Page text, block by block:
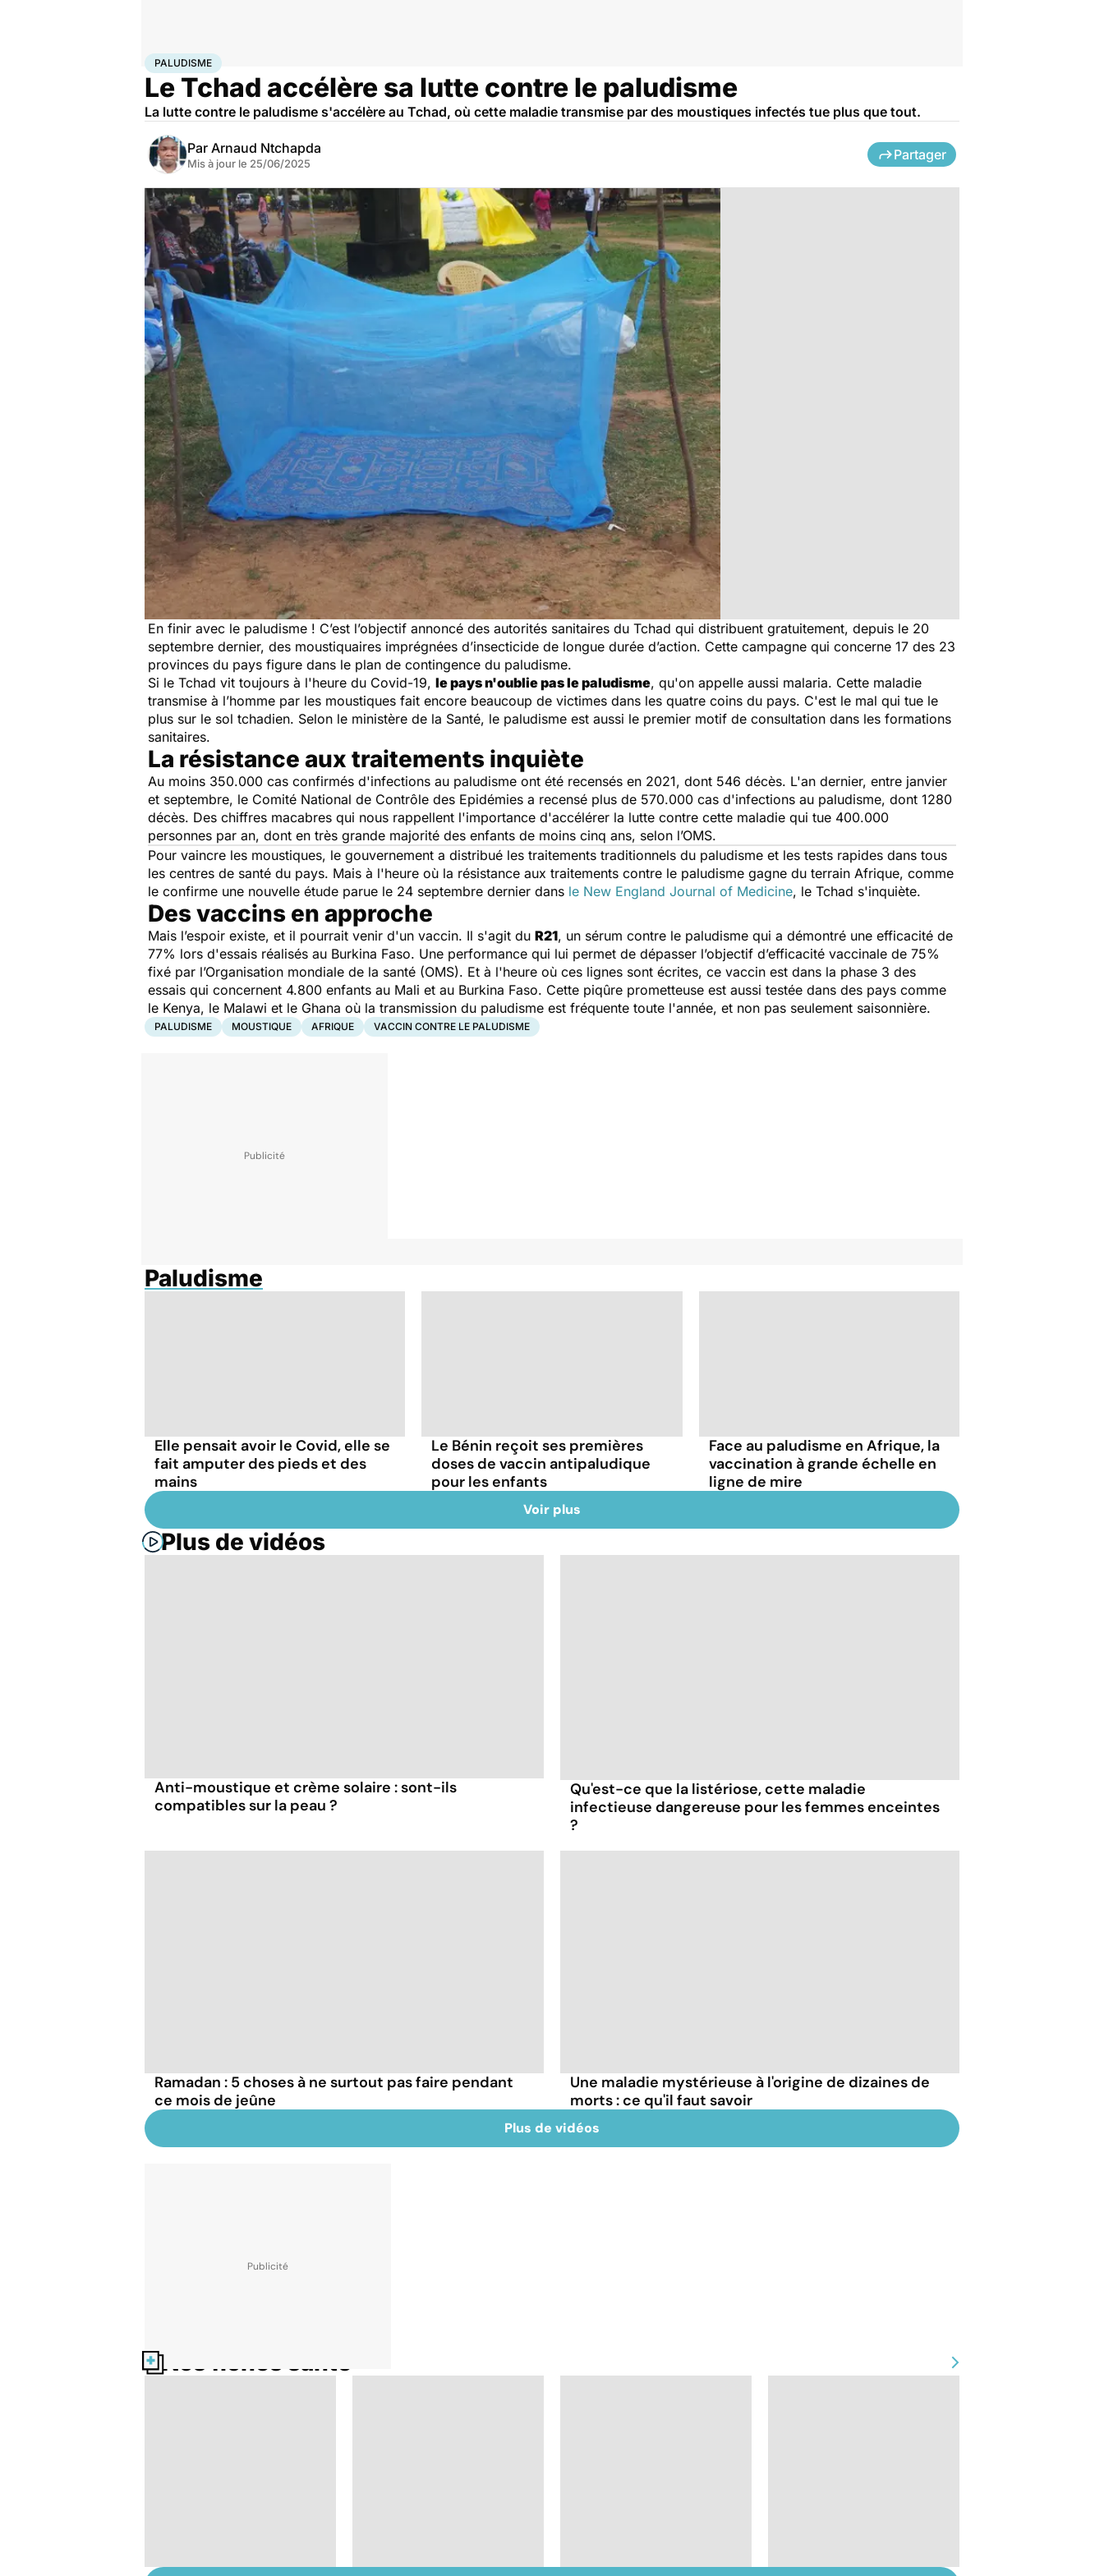
AccueilSantéMaladies
PALUDISME
Le Tchad accélère sa lutte contre le paludisme
La lutte contre le paludisme s'accélère au Tchad, où cette maladie transmise par des moustiques infectés tue plus que tout.
Par Arnaud Ntchapda
Mis à jour le 25/06/2025
Partager
En finir avec le paludisme ! C’est l’objectif annoncé des autorités sanitaires du Tchad qui distribuent gratuitement, depuis le 20
septembre dernier, des moustiquaires imprégnées d’insecticide de longue durée d’action. Cette campagne qui concerne 17 des 23
provinces du pays figure dans le plan de contingence du paludisme.
Si le Tchad vit toujours à l'heure du Covid-19, le pays n'oublie pas le paludisme, qu'on appelle aussi malaria. Cette maladie
transmise à l’homme par les moustiques fait encore beaucoup de victimes dans les quatre coins du pays. C'est le mal qui tue le
plus sur le sol tchadien. Selon le ministère de la Santé, le paludisme est aussi le premier motif de consultation dans les formations
sanitaires.
La résistance aux traitements inquiète
Au moins 350.000 cas confirmés d'infections au paludisme ont été recensés en 2021, dont 546 décès. L'an dernier, entre janvier
et septembre, le Comité National de Contrôle des Epidémies a recensé plus de 570.000 cas d'infections au paludisme, dont 1280
décès. Des chiffres macabres qui nous rappellent l'importance d'accélérer la lutte contre cette maladie qui tue 400.000
personnes par an, dont en très grande majorité des enfants de moins cinq ans, selon l’OMS.
Pour vaincre les moustiques, le gouvernement a distribué les traitements traditionnels du paludisme et les tests rapides dans tous
les centres de santé du pays. Mais à l'heure où la résistance aux traitements contre le paludisme gagne du terrain Afrique, comme
le confirme une nouvelle étude parue le 24 septembre dernier dans le New England Journal of Medicine, le Tchad s'inquiète.
Des vaccins en approche
Mais l’espoir existe, et il pourrait venir d'un vaccin. Il s'agit du R21, un sérum contre le paludisme qui a démontré une efficacité de
77% lors d'essais réalisés au Burkina Faso. Une performance qui lui permet de dépasser l’objectif d’efficacité vaccinale de 75%
fixé par l’Organisation mondiale de la santé (OMS). Et à l'heure où ces lignes sont écrites, ce vaccin est dans la phase 3 des
essais qui concernent 4.800 enfants au Mali et au Burkina Faso. Cette piqûre prometteuse est aussi testée dans des pays comme
le Kenya, le Malawi et le Ghana où la transmission du paludisme est fréquente toute l'année, et non pas seulement saisonnière.
PALUDISME MOUSTIQUE AFRIQUE VACCIN CONTRE LE PALUDISME
Paludisme
Elle pensait avoir le Covid, elle se
fait amputer des pieds et des
mains
Le Bénin reçoit ses premières
doses de vaccin antipaludique
pour les enfants
Face au paludisme en Afrique, la
vaccination à grande échelle en
ligne de mire
Voir plus
Plus de vidéos
Anti-moustique et crème solaire : sont-ils
compatibles sur la peau ?
Qu'est-ce que la listériose, cette maladie
infectieuse dangereuse pour les femmes enceintes
?
Ramadan : 5 choses à ne surtout pas faire pendant
ce mois de jeûne
Une maladie mystérieuse à l'origine de dizaines de
morts : ce qu'il faut savoir
Plus de vidéos
Nos fiches santé